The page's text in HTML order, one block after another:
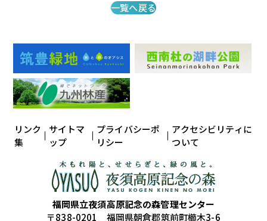
一覧へ戻る
リンク
集
サイトマ
ップ
プライバシーポ
リシー
アクセシビリティに
ついて
福岡県立夜須高原記念の森管理センター
〒838-0201 福岡県朝倉郡筑前町櫛木3-6